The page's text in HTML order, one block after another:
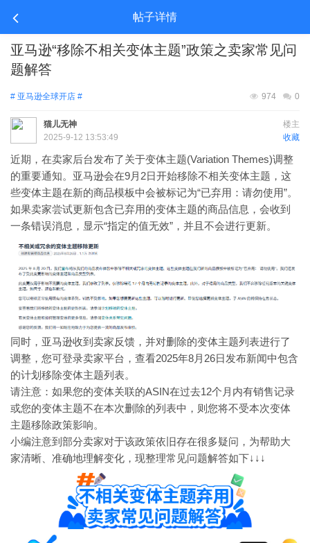
帖子详情
亚马逊“移除不相关变体主题”政策之卖家常见问
题解答
# 亚马逊全球开店 # 0
974
楼主
猫儿无神
收藏
2025-9-12 13:53:49
近期，在卖家后台发布了关于变体主题(Variation Themes)调整
的重要通知。亚马逊会在9月2日开始移除不相关变体主题，这
些变体主题在新的商品模板中会被标记为“已弃用：请勿使用”。
如果卖家尝试更新包含已弃用的变体主题的商品信息，会收到
一条错误消息，显示“指定的值无效”，并且不会进行更新。
同时，亚马逊收到卖家反馈，并对删除的变体主题列表进行了
调整，您可登录卖家平台，查看2025年8月26日发布新闻中包含
的计划移除变体主题列表。
请注意：如果您的变体关联的ASIN在过去12个月内有销售记录
或您的变体主题不在本次删除的列表中，则您将不受本次变体
主题移除政策影响。
小编注意到部分卖家对于该政策依旧存在很多疑问，为帮助大
家清晰、准确地理解变化，现整理常见问题解答如下↓↓↓